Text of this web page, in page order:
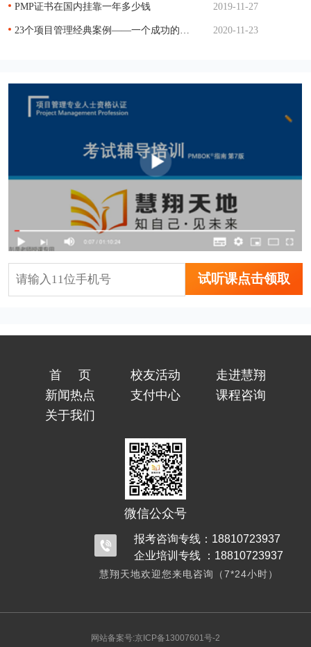
PMP证书在国内挂靠一年多少钱 2019-11-27
2020-11-23
试听课点击领取
首页 校友活动
走进慧翔
新闻热点
支付中心
课程咨询
关于我们
微信公众号
报考咨询专线：18810723937
企业培训专线 ：18810723937
慧翔天地欢迎您来电咨询（7*24小时）
网站备案号:京ICP备13007601号-2